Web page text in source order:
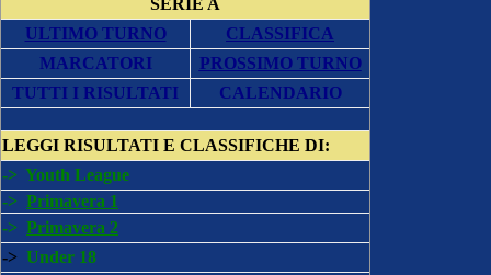
SERIE A
ULTIMO TURNO
CLASSIFICA
MARCATORI
PROSSIMO TURNO
TUTTI I RISULTATI
CALENDARIO
LEGGI RISULTATI E CLASSIFICHE DI:
-> Youth League
-> Primavera 1
-> Primavera 2
-> Under 18